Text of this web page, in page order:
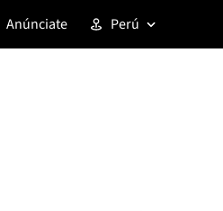
Anúnciate Perú